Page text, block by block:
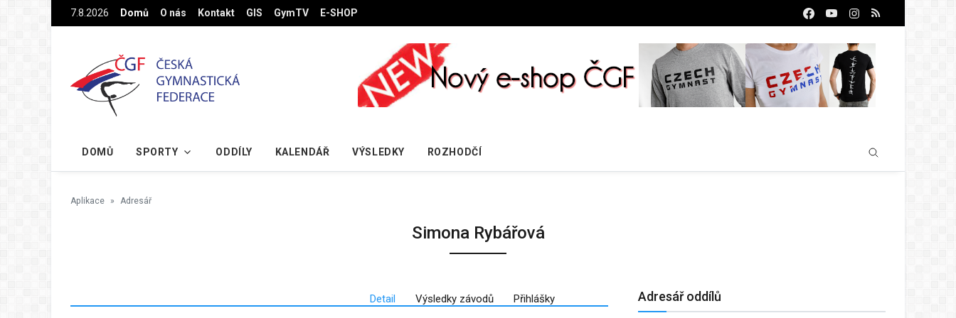
Na hlavní obsah7.8.2026 Domů O nás Kontakt GIS GymTV E-SHOP
DOMŮ SPORTY ODDÍLY KALENDÁŘ VÝSLEDKY ROZHODČÍ
Aplikace Adresář
Simona Rybářová
Detail Výsledky závodů Přihlášky
Adresář oddílů